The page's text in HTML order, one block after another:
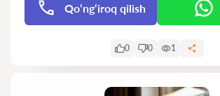
Qo‘ng‘iroq qilish
0 0 1